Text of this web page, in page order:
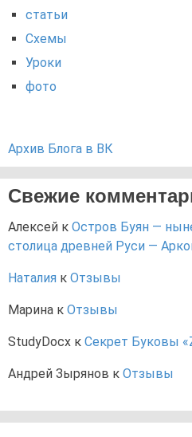
статьи
Схемы
Уроки
фото
Архив Блога в ВК
Свежие
Алексей к Остров Буян —
столица древней Руси —
Наталия к Отзывы
Марина к Отзывы
StudyDocx к Секрет Буковы
Андрей Зырянов к Отзывы